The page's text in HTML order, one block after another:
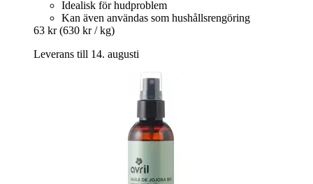
Idealisk för hudproblem
Kan även användas som hushållsrengöring
63 kr (630 kr / kg)
Leverans till 14. augusti